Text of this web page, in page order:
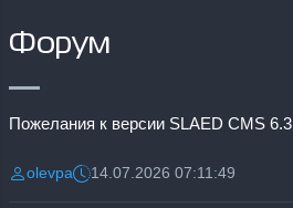
Форум
Пожелания к версии SLAED CMS 6.3
Разместил:
olevpaДата:14.07.2026 07:11:49